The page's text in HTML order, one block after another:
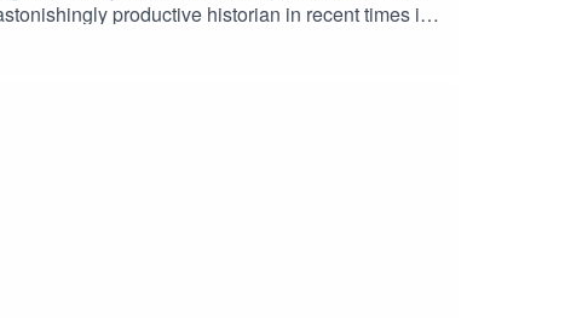
productive historian in recent times is
(Tibor Rutar)Social History of Knowledge:
(Peter Burke)